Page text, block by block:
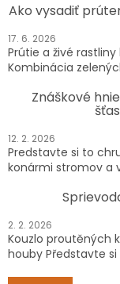
Ako vysadiť
17. 6. 2026
Prútie a živé
Kombinácia
Znáškové
12. 2. 2026
Predstavte si to
konármi stromov a
2. 2. 2026
Kouzlo proutěných
houby Představte si